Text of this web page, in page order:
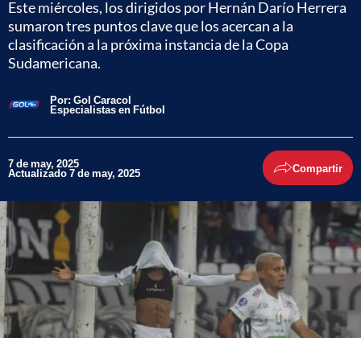
Este miércoles, los dirigidos por Hernán Darío Herrera
sumaron tres puntos clave que los acercan a la
clasificación a la próxima instancia de la Copa
Sudamericana.
Por: Gol Caracol
Especialistas en Fútbol
7 de may, 2025
Actualizado 7 de may, 2025 Compartir